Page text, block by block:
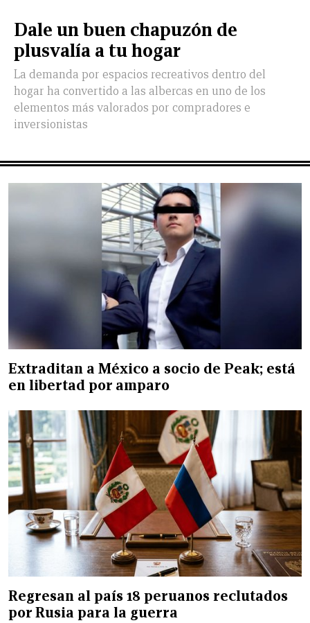
NUEVO
LEÓN
TAMAULIPAS
COAHUILA
NACIONAL
INTERNACIONAL
FINANZAS
OPINIÓN
DEPORTES
ESPECTÁCULOS
TENDENCIA
ESTILO
DE
VIDA
PODCAST
CONTACTO
NEWSLETTER
HEMEROTECA
SUPLEMENTOS
Dale un buen chapuzón de
plusvalía a tu hogar
La demanda por espacios recreativos dentro del
hogar ha convertido a las albercas en uno de los
elementos más valorados por compradores e
inversionistas
Extraditan a México a socio de Peak; está
en libertad por amparo
Regresan al país 18 peruanos reclutados
por Rusia para la guerra